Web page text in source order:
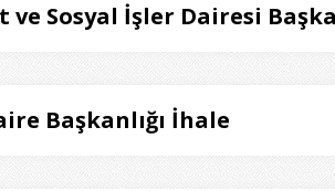
Sosyal İşler Dairesi
Başkanlığı İhale